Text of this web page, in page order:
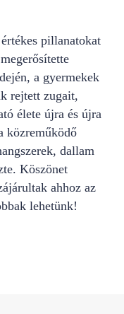
pillanatokat
a gyermekek
rejtett zugait,
élete újra és újra
közreműködő
dallam
Köszönet
ahhoz az
lehetünk!